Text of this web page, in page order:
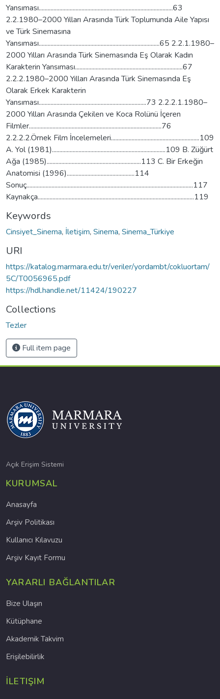
Yansıması...........................................................................................63
2.2.1980–2000 Yılları Arasında Türk Toplumunda Aile Yapısı
ve Türk Sinemasına
Yansıması..................................................................................65 2.2.1.1980–
2000 Yılları Arasında Türk Sinemasında Eş Olarak Kadın
Karakterin Yansıması.........................................................................67
2.2.2.1980–2000 Yılları Arasında Türk Sinemasında Eş
Olarak Erkek Karakterin
Yansıması.........................................................................73 2.2.2.1.1980–
2000 Yılları Arasında Çekilen ve Koca Rolünü İçeren
Filmler..........................................................................................76
2.2.2.2.Örnek Film İncelemeleri............................................................109
A. Yol (1981).............................................................................109 B. Züğürt
Ağa (1985)................................................................113 C. Bir Erkeğin
Anatomisi (1996)..............................................114
Sonuç.................................................................................................................117
Kaynakça..........................................................................................................119
Keywords
Cinsiyet_Sinema, İletişim, Sinema, Sinema_Türkiye
URI
https://katalog.marmara.edu.tr/veriler/yordambt/cokluortam/
5C/T0056965.pdf
https://hdl.handle.net/11424/190227
Collections
Tezler
Full item page
Açık Erişim Sistemi
KURUMSAL
Anasayfa
Arşiv Politikası
Kullanıcı Kılavuzu
Arşiv Kayıt Formu
YARARLI BAĞLANTILAR
Bize Ulaşın
Kütüphane
Akademik Takvim
Erişilebilirlik
İLETIŞIM